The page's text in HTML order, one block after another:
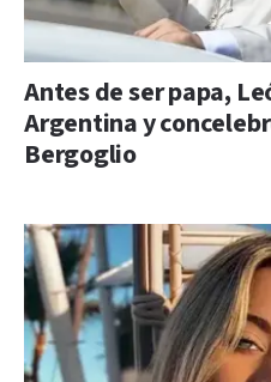
Antes de ser papa,
Argentina y
Bergoglio